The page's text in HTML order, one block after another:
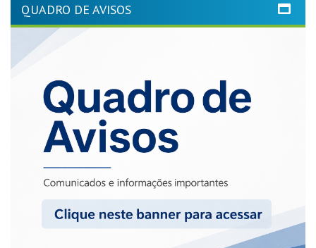
QUADRO DE AVISOS